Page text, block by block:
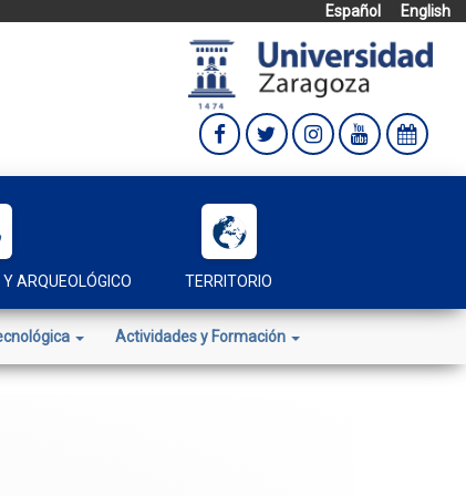
Español
English
ARQUEOLÓGICO TERRITORIO
Actividades y Formación